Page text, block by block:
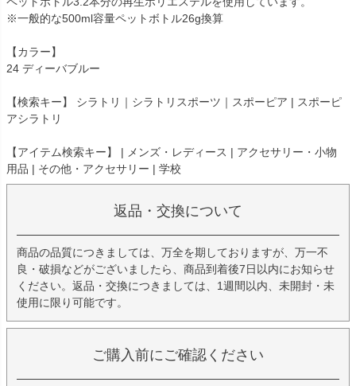
※一般的な500ml容量ペットボトル26g換算
【カラー】
24 ディーバブルー
【検索キー】 シラトリ｜シラトリスポーツ｜スポーピア | スポーピ
アシラトリ
【アイテム検索キー】 | メンズ・レディース | アクセサリー・小物
用品 | その他・アクセサリー | 学校
返品・交換について
商品の品質につきましては、万全を期しておりますが、万一不
良・破損などがございましたら、商品到着後7日以内にお知らせ
ください。返品・交換につきましては、1週間以内、未開封・未
使用に限り可能です。
ご購入前にご確認ください